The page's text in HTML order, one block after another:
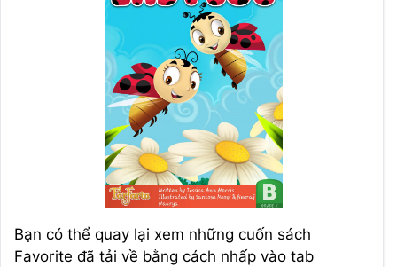
Bạn có thể quay lại xem những cuốn sách
Favorite đã tải về bằng cách nhấp vào tab